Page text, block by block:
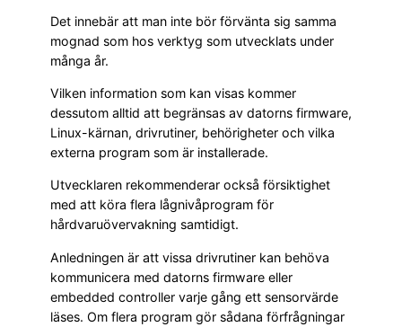
Det innebär att man inte bör förvänta sig samma
mognad som hos verktyg som utvecklats under
många år.
Vilken information som kan visas kommer
dessutom alltid att begränsas av datorns firmware,
Linux-kärnan, drivrutiner, behörigheter och vilka
externa program som är installerade.
Utvecklaren rekommenderar också försiktighet
med att köra flera lågnivåprogram för
hårdvaruövervakning samtidigt.
Anledningen är att vissa drivrutiner kan behöva
kommunicera med datorns firmware eller
embedded controller varje gång ett sensorvärde
läses. Om flera program gör sådana förfrågningar